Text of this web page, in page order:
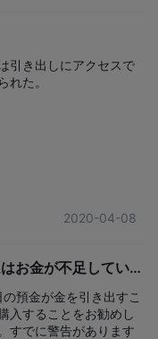
トは、次の連絡チャネ
、
のソーシャル メディ
ォローすることもでき
金額はいくらです
引き出しにアクセスで
れた。
2020-04-08
お金が不足していま
預金が金を引き出すこ
入することをお勧めし
すでに警告があります